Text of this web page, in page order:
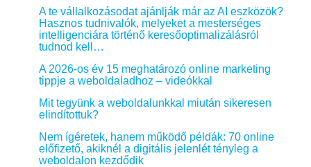
A te vállalkozásodat ajánlják már az AI eszközök?
Hasznos tudnivalók, melyeket a mesterséges
intelligenciára történő keresőoptimalizálásról
tudnod kell…
A 2026-os év 15 meghatározó online marketing
tippje a weboldaladhoz – videókkal
Mit tegyünk a weboldalunkkal miután sikeresen
elindítottuk?
Nem ígéretek, hanem működő példák: 70 online
előfizető, akiknél a digitális jelenlét tényleg a
weboldalon kezdődik